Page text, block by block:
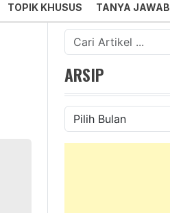
TOPIK KHUSUS TANYA JAWAB
Cari
untuk:
ARSIP
Arsip